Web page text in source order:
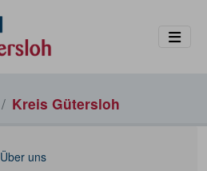
Kreis Gütersloh
Über uns